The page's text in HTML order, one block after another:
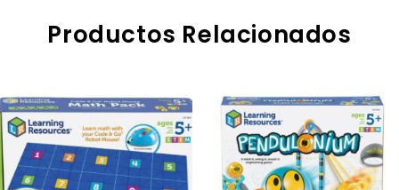
Productos Relacionados